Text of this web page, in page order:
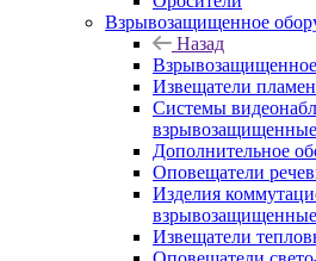
Взрывозащищенное
Назад
Извещатели
Системы
взрывозащищенные
Дополнительное
Оповещатели
Изделия
взрывозащищенные
Извещатели